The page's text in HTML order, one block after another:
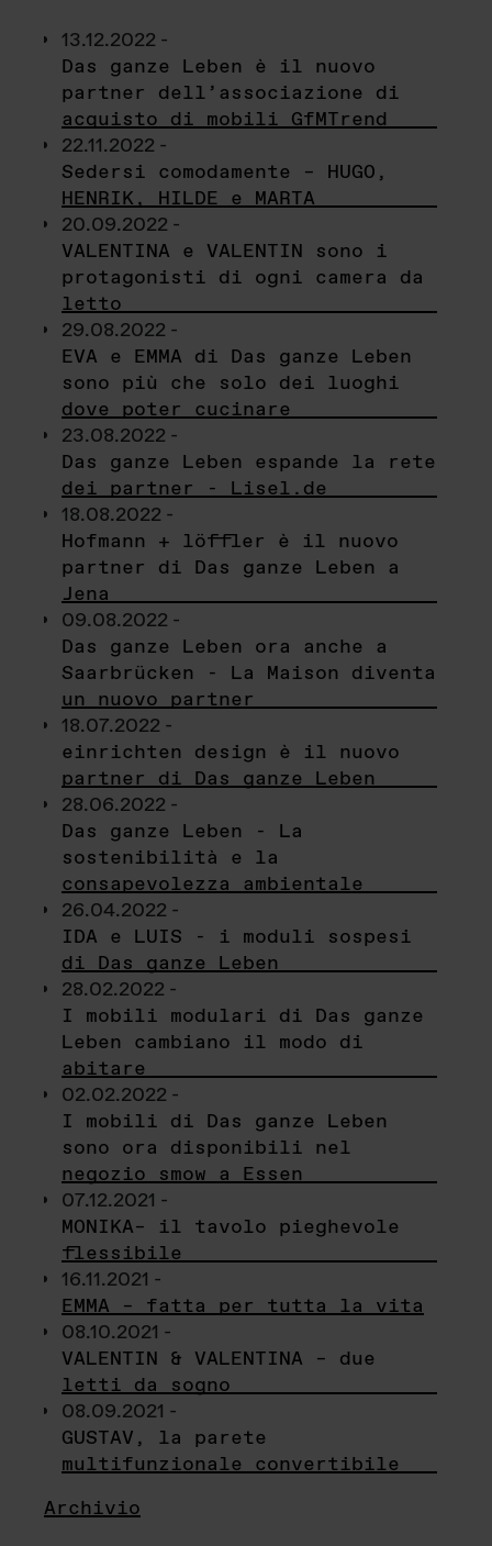
13.12.2022 -
Das ganze Leben è il nuovo
partner dell’associazione di
acquisto di mobili GfMTrend
22.11.2022 -
Sedersi comodamente – HUGO,
HENRIK, HILDE e MARTA
20.09.2022 -
VALENTINA e VALENTIN sono i
protagonisti di ogni camera da
letto
29.08.2022 -
EVA e EMMA di Das ganze Leben
sono più che solo dei luoghi
dove poter cucinare
23.08.2022 -
Das ganze Leben espande la rete
dei partner - Lisel.de
18.08.2022 -
Hofmann + löffler è il nuovo
partner di Das ganze Leben a
Jena
09.08.2022 -
Das ganze Leben ora anche a
Saarbrücken - La Maison diventa
un nuovo partner
18.07.2022 -
einrichten design è il nuovo
partner di Das ganze Leben
28.06.2022 -
Das ganze Leben - La
sostenibilità e la
consapevolezza ambientale
26.04.2022 -
IDA e LUIS - i moduli sospesi
di Das ganze Leben
28.02.2022 -
I mobili modulari di Das ganze
Leben cambiano il modo di
abitare
02.02.2022 -
I mobili di Das ganze Leben
sono ora disponibili nel
negozio smow a Essen
07.12.2021 -
MONIKA– il tavolo pieghevole
flessibile
16.11.2021 -
EMMA – fatta per tutta la vita
08.10.2021 -
VALENTIN & VALENTINA – due
letti da sogno
08.09.2021 -
GUSTAV, la parete
multifunzionale convertibile
Archivio